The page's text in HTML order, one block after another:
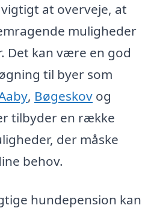
at overveje, at
muligheder
Det kan være en god
til byer som
, Bøgeskov og
tilbyder en række
der måske
behov.
hundepension kan